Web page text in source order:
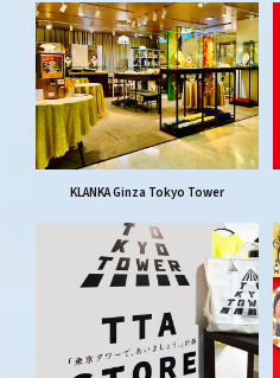
KLANKA Ginza Tokyo Tower